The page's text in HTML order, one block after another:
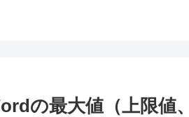
の最大値（上限値